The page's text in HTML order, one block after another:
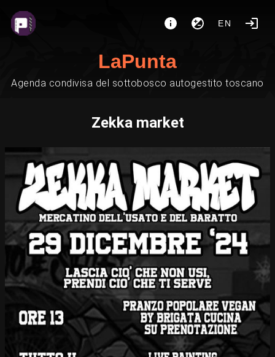
EN
LaPunta
Agenda condivisa del sottobosco autogestito toscano
Zekka market